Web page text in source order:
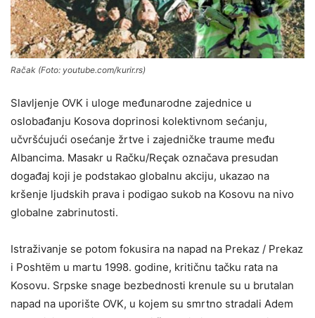
Račak (Foto: youtube.com/kurir.rs)
Slavljenje OVK i uloge međunarodne zajednice u
oslobađanju Kosova doprinosi kolektivnom sećanju,
učvršćujući osećanje žrtve i zajedničke traume među
Albancima. Masakr u Račku/Reçak označava presudan
događaj koji je podstakao globalnu akciju, ukazao na
kršenje ljudskih prava i podigao sukob na Kosovu na nivo
globalne zabrinutosti.
Istraživanje se potom fokusira na napad na Prekaz / Prekaz
i Poshtëm u martu 1998. godine, kritičnu tačku rata na
Kosovu. Srpske snage bezbednosti krenule su u brutalan
napad na uporište OVK, u kojem su smrtno stradali Adem